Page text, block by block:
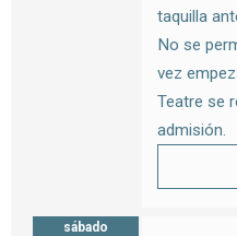
taquilla
No se
vez
Teatre se
admisión.
sábado